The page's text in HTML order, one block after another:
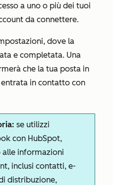
a uno o più dei tuoi
da connettere.
dove la
e completata. Una
che la tua posta in
in contatto con
se utilizzi
con HubSpot,
alle informazioni
inclusi contatti, e-
distribuzione,